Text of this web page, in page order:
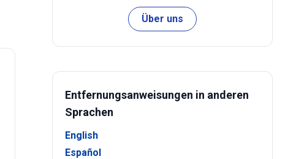
Über uns
Entfernungsanweisungen in anderen
Sprachen
English
Español